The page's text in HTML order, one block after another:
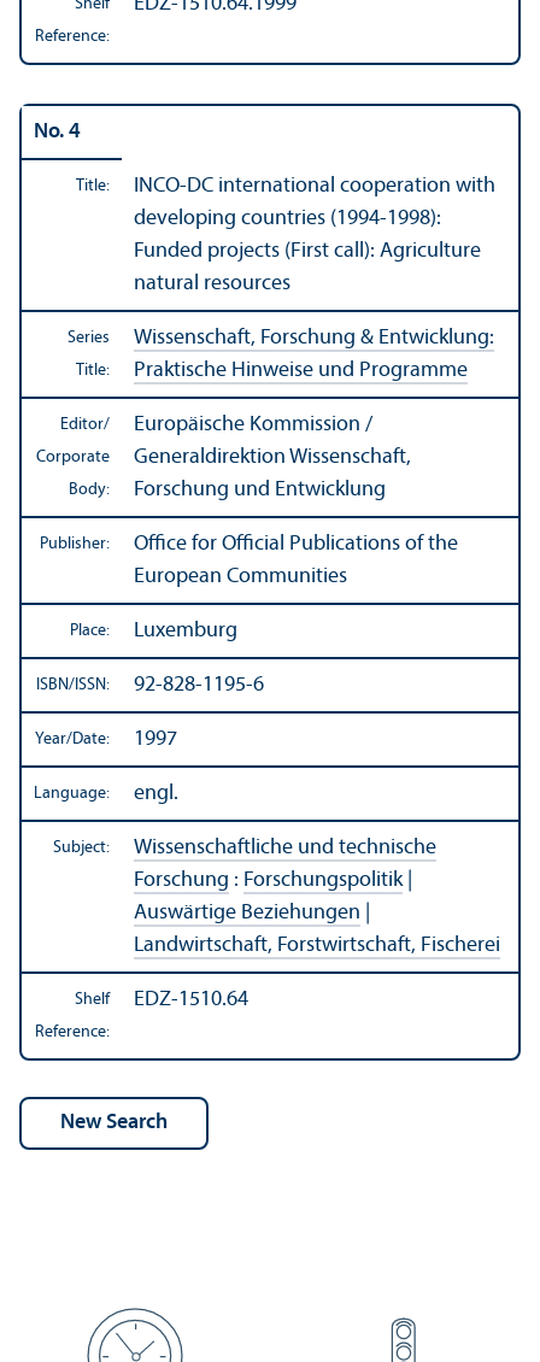
Shelf
Reference:
No. 4
Title:
INCO-DC international cooperation with
developing countries (1994-1998):
Funded projects (First call): Agriculture
natural resources
Series
Title:
Wissenschaft, Forschung & Entwicklung:
Praktische Hinweise und Programme
Editor/
Corporate
Body:
Europäische Kommission /
Generaldirektion Wissenschaft,
Forschung und Entwicklung
Publisher:
Office for Official Publications of the
European Communities
Place: Luxemburg
ISBN/ISSN: 92-828-1195-6
Year/Date: 1997
Language: engl.
Subject:
Wissenschaftliche und technische
Forschung : Forschungspolitik|
Auswärtige Beziehungen
Landwirtschaft, Forstwirtschaft, Fischerei
Shelf
Reference:
EDZ-1510.64